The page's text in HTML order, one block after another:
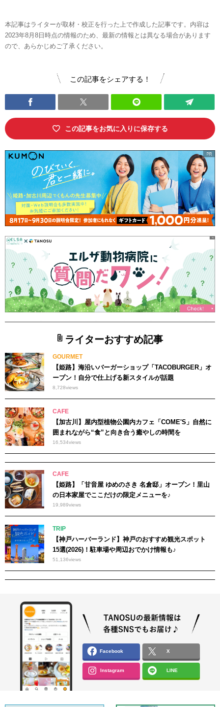
本記事はライターが取材・校正を行った上で作成した記事です。内容は
2023年8月8日時点の情報のため、最新の情報とは異なる場合があります
ので、あらかじめご了承ください。
この記事をシェアする！
この記事をお気に入りに保存する
ライターおすすめ記事
GOURMET
【姫路】海沿いバーガーショップ「TACOBURGER」オ
ープン！自分で仕上げる新スタイルが話題
8,728views
CAFE
【加古川】屋内型植物公園内カフェ「COME'S」自然に
囲まれながら“食”と向き合う癒やしの時間を
16,534views
CAFE
【姫路】「甘音屋 ゆめのさき 名倉邸」オープン！里山
の日本家屋でここだけの限定メニューを♪
19,989views
TRIP
【神戸ハーバーランド】神戸のおすすめ観光スポット
15選(2026)！駐車場や周辺おでかけ情報も♪
51,136views
Facebook X
Instagram LINE